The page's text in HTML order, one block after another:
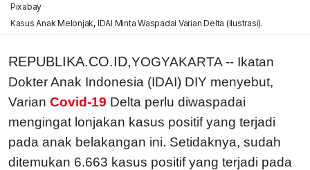
Pixabay
Kasus Anak Melonjak, IDAI Minta Waspadai Varian Delta (ilustrasi).
REPUBLIKA.CO.ID,YOGYAKARTA -- Ikatan
Dokter Anak Indonesia (IDAI) DIY menyebut,
Varian Covid-19 Delta perlu diwaspadai
mengingat lonjakan kasus positif yang terjadi
pada anak belakangan ini. Setidaknya, sudah
ditemukan 6.663 kasus positif yang terjadi pada